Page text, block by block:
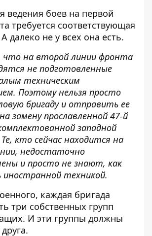
ведения боев на первой
требуется соответствующая
далеко не у всех она есть.
что на второй линии фронта
не подготовленные
техническим
Поэтому нельзя просто
бригаду и отправить ее
замену прославленной 47-й
западной
кто сейчас находится на
недостаточно
и просто не знают, как
иностранной техникой.
каждая бригада
три собственных групп
И эти группы должны